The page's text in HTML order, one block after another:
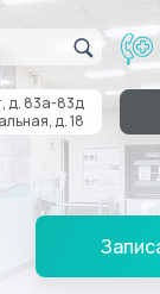
д. 83а-83д
д. 18